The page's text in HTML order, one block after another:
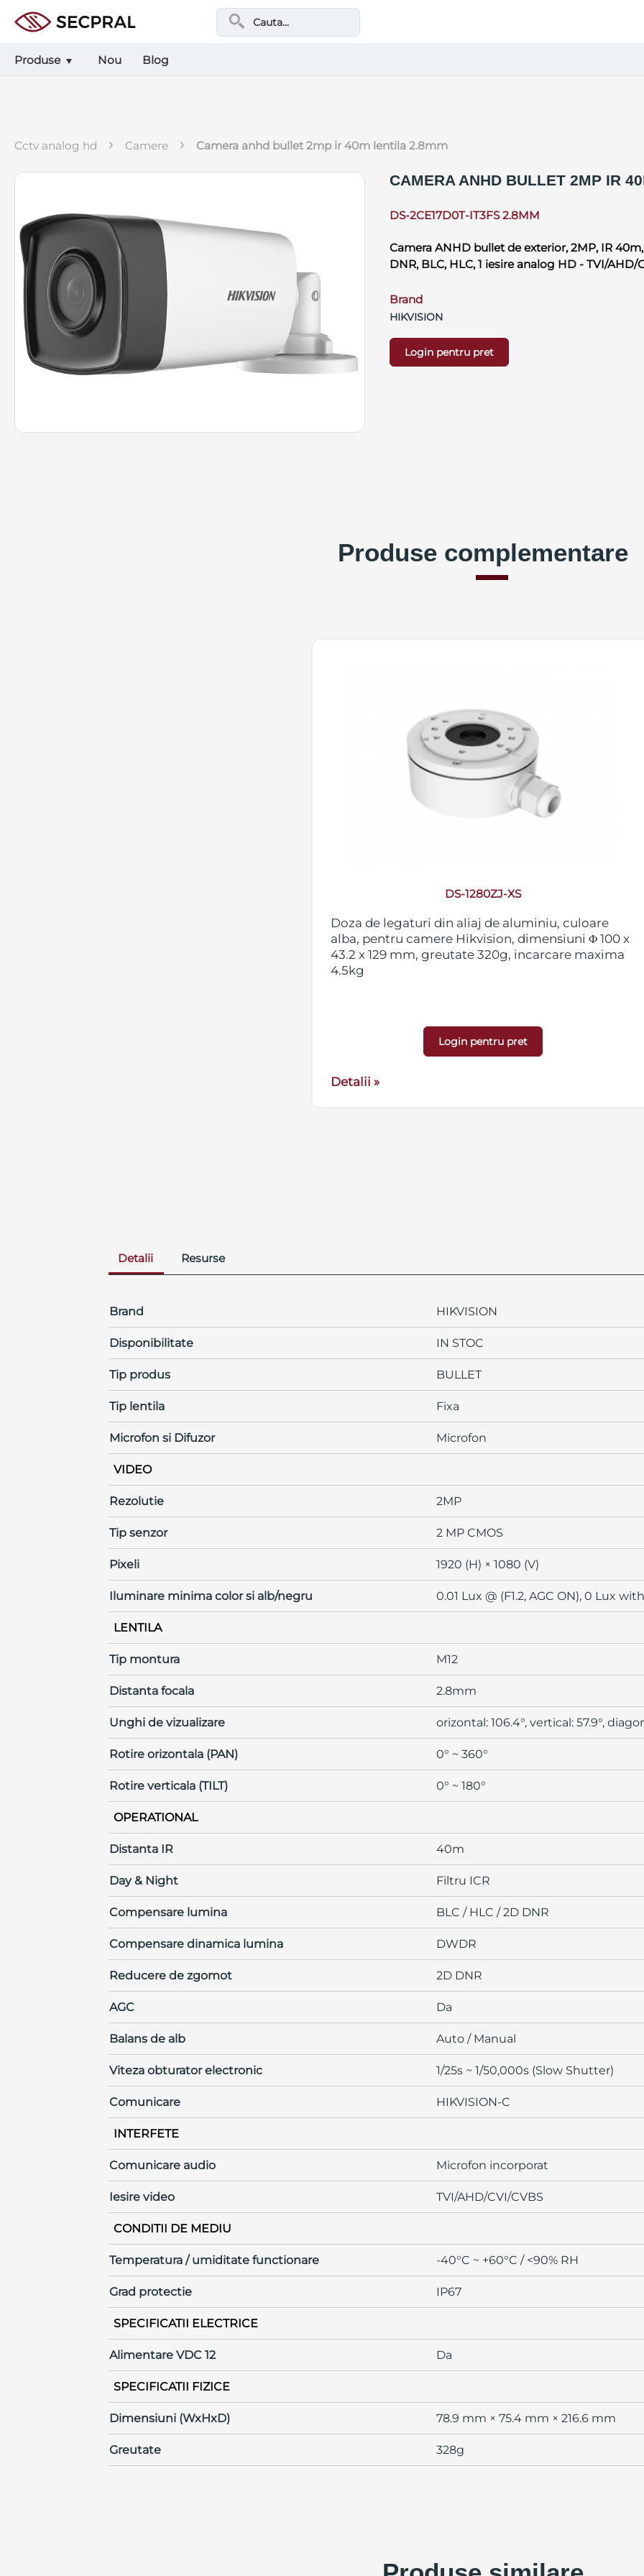
Produse Nou Blog
cctv analog hd › camere › camera anhd bullet 2mp ir 40m lentila 2.8mm
CAMERA ANHD BULLET 2MP IR
DS-2CE17D0T-IT3FS 2.8MM
Camera ANHD bullet de exterior, 2MP, IR
DNR, BLC, HLC, 1 iesire analog HD - TVI/AHD/
Brand
HIKVISION
Login pentru pret
Produse complementare
DS-1280ZJ-XS
Doza de legaturi din aliaj de aluminiu, culoare
alba, pentru camere Hikvision, dimensiuni Φ 100 x
43.2 x 129 mm, greutate 320g, incarcare maxima
4.5kg
Login pentru pret
Detalii »
Detalii Resurse
Brand HIKVISION
Disponibilitate IN STOC
Tip produs BULLET
Tip lentila Fixa
Microfon si Difuzor Microfon
VIDEO
Rezolutie 2MP
Tip senzor 2 MP CMOS
Pixeli 1920 (H) × 1080 (V)
Iluminare minima color si alb/negru 0.01 Lux @ (F1.2, AGC ON), 0 Lux
LENTILA
Tip montura M12
Distanta focala 2.8mm
Unghi de vizualizare orizontal: 106.4°, vertical: 57.9°,
Rotire orizontala (PAN) 0° ~ 360°
Rotire verticala (TILT) 0° ~ 180°
OPERATIONAL
Distanta IR 40m
Day & Night Filtru ICR
Compensare lumina BLC / HLC / 2D DNR
Compensare dinamica lumina DWDR
Reducere de zgomot 2D DNR
AGC Da
Balans de alb Auto / Manual
Viteza obturator electronic 1/25s ~ 1/50,000s (Slow Shutter)
Comunicare HIKVISION-C
INTERFETE
Comunicare audio Microfon incorporat
Iesire video TVI/AHD/CVI/CVBS
CONDITII DE MEDIU
Temperatura / umiditate functionare -40°C ~ +60°C / <90% RH
Grad protectie IP67
SPECIFICATII ELECTRICE
Alimentare VDC 12 Da
SPECIFICATII FIZICE
Dimensiuni (WxHxD) 78.9 mm × 75.4 mm × 216.6 mm
Greutate 328g